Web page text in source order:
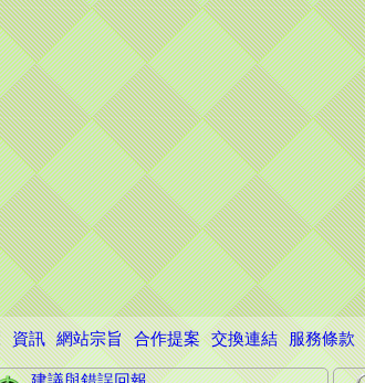
資訊 網站宗旨 合作提案 交換連結 服務條款